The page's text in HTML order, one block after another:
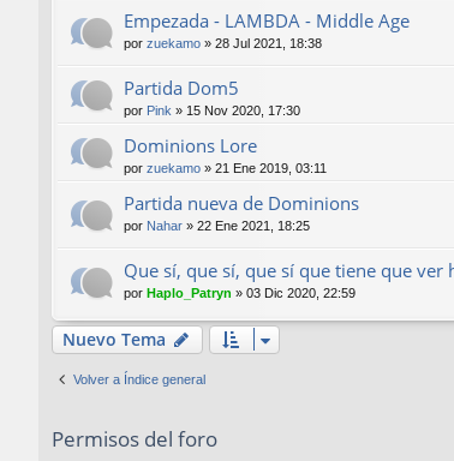
Empezada - LAMBDA - Middle Age
por zuekamo » 28 Jul 2021, 18:38
Partida Dom5
por Pink » 15 Nov 2020, 17:30
Dominions Lore
por zuekamo » 21 Ene 2019, 03:11
Partida nueva de Dominions
por Nahar » 22 Ene 2021, 18:25
Que sí, que sí, que sí que tiene que ver
por Haplo_Patryn » 03 Dic 2020, 22:59
Nuevo Tema
Volver a Índice general
Permisos del foro